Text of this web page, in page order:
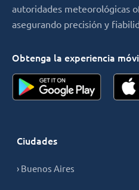
autoridades meteorológicas
asegurando precisión y
Obtenga la experiencia
Ciudades
› Buenos Aires